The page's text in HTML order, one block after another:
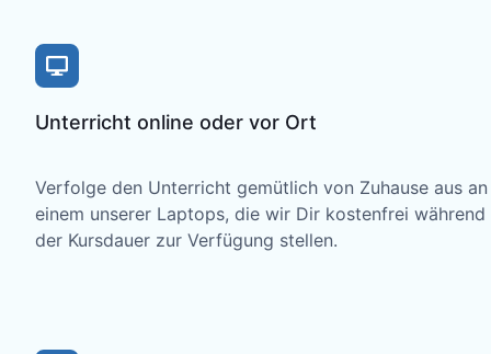
Unterricht online oder vor Ort
Verfolge den Unterricht gemütlich von Zuhause aus an
einem unserer Laptops, die wir Dir kostenfrei während
der Kursdauer zur Verfügung stellen.